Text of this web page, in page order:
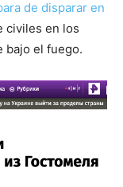
de disparar en
civiles en los
bajo el fuego.